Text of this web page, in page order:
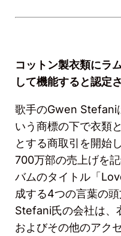
コットン製衣類にラ
して機能すると認定
歌手のGwen Stefani
いう商標の下で衣類
とする商取引を開始
700万部の売上げを
バムのタイトル「
成する4つの言葉の頭
Stefani氏の会社は、
およびその他のアク